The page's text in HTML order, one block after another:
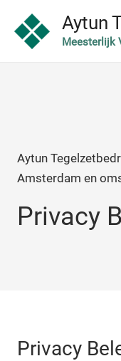
naar
Aytun
Meesterlijk
Aytun
Amsterdam en
Privacy
Privacy